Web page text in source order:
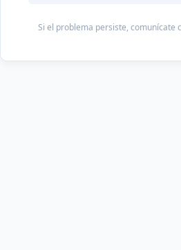
Si el problema persiste, comunícate